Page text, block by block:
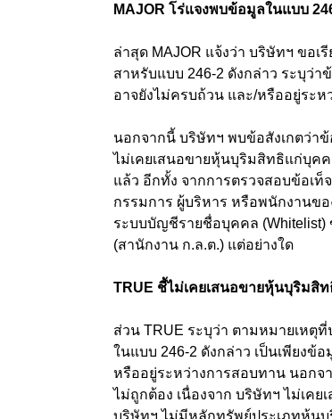
MAJOR โร่แจงพบข้อมูลในแบบ
ล่าสุด MAJOR แจ้งว่า บริษัทฯ ขอ
สาหรับแบบ 246-2 ดังกล่าว ระบุว่
อาจยังไม่ครบถ้วน และ/หรืออยู่ระห
นอกจากนี้ บริษัทฯ พบข้อสังเกตว่า
ไม่เคยเสนอขายหุ้นบุริมสิทธิแก่บุค
แล้ว อีกทั้ง จากการตรวจสอบข้อเ
กรรมการ ผู้บริหาร หรือพนักงานข
ระบบบัญชีรายชื่อบุคคล
(สานักงาน ก.ล.ต.) แต่อย่างใด
TRUE ชี้ไม่เคยเสนอขายหุ้นบุริมสิ
ส่วน TRUE ระบุว่า ตามหมายเหตุ
ในแบบ 246-2 ดังกล่าว เป็นเพียงข้
หรืออยู่ระหว่างการสอบทาน นอกจ
ไม่ถูกต้อง เนื่องจาก บริษัทฯ ไม่เค
บริษัทฯ ไม่มีหลักทรัพย์ประเภทหุ้น